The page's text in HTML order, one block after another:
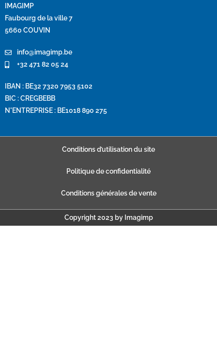
IMAGIMP
Faubourg de la ville 7
5660 COUVIN
info@imagimp.be
+32 471 82 05 24
IBAN : BE32 7320 7953 5102
BIC : CREGBEBB
N°ENTREPRISE : BE1018 890 275
Conditions d’utilisation du site
Politique de confidentialité
Conditions générales de vente
Copyright 2023 by Imagimp